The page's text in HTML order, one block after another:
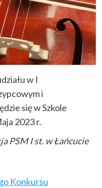
w I
i
się w Szkole
2023 r.
PSM I st. w Łańcucie
Konkursu